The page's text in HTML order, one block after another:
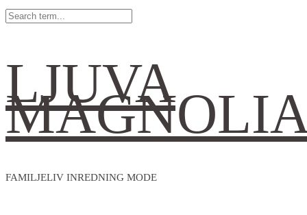
LJUVA
FAMILJELIV INREDNING MODE